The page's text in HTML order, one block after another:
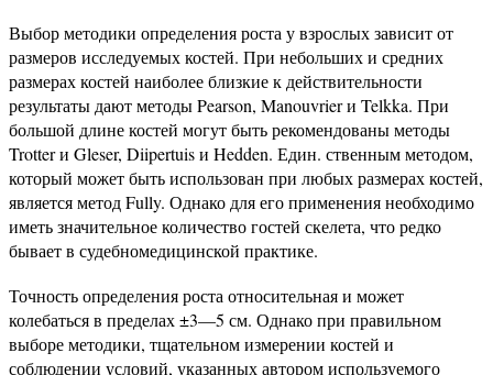
Выбор методики определения роста у взрослых зависит от
размеров исследуемых костей. При небольших и средних
размерах костей наиболее близкие к действительности
результаты дают методы Pearson, Manouvrier и Telkka. При
большой длине костей могут быть рекомендованы методы
Trotter и Gleser, Diipertuis и Hedden. Един. ственным методом,
который может быть использован при любых размерах костей,
является метод Fully. Однако для его применения необходимо
иметь значительное количество гостей скелета, что редко
бывает в судебномедицинской практике.
Точность определения роста относительная и может
колебаться в пределах ±3—5 см. Однако при правильном
выборе методики, тщательном измерении костей и
соблюдении условий, указанных автором используемого